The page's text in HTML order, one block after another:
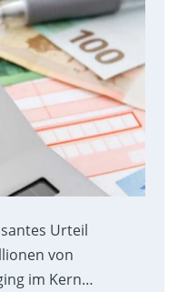
Urteil
von
im Kern…